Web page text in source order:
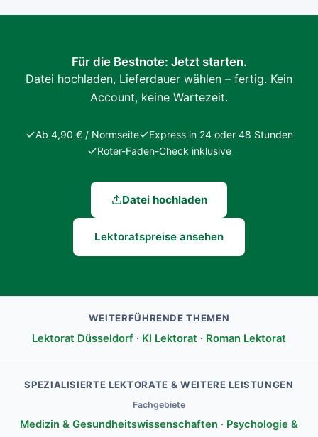
Für die Bestnote: Jetzt starten.
Datei hochladen, Lieferdauer wählen – fertig. Kein
Account, keine Wartezeit.
Ab 4,90 € / Normseite
Express in 24 oder 48 Stunden
Roter-Faden-Check inklusive
Datei hochladen
Lektoratspreise ansehen
WEITERFÜHRENDE THEMEN
Lektorat Düsseldorf · KI Lektorat · Roman Lektorat
SPEZIALISIERTE LEKTORATE & WEITERE LEISTUNGEN
Fachgebiete
Medizin & Gesundheitswissenschaften · Psychologie &